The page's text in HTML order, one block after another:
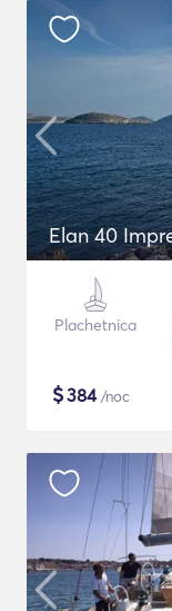
Elan 40
Plachetnica
$384/noc